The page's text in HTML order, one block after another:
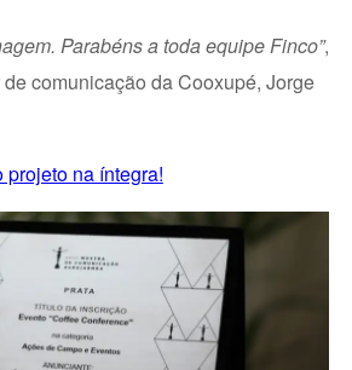
Parabéns a toda equipe Finco”,
comunicação da Cooxupé, Jorge
na íntegra!